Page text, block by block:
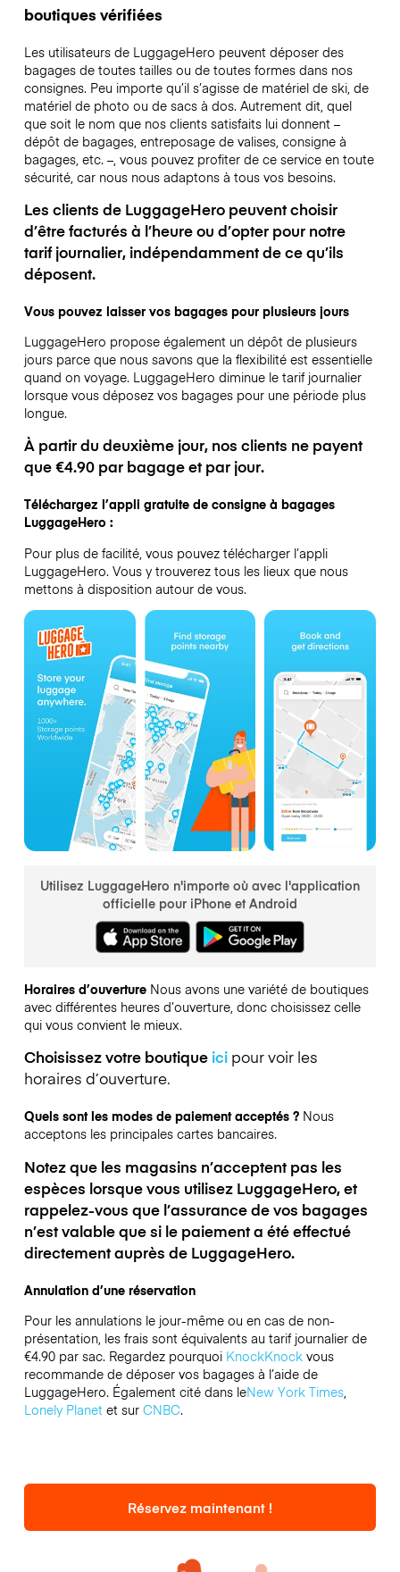
boutiques vérifiées
Les utilisateurs de LuggageHero peuvent déposer des
bagages de toutes tailles ou de toutes formes dans nos
consignes. Peu importe qu’il s’agisse de matériel de ski, de
matériel de photo ou de sacs à dos. Autrement dit, quel
que soit le nom que nos clients satisfaits lui donnent –
dépôt de bagages, entreposage de valises, consigne à
bagages, etc. –, vous pouvez profiter de ce service en toute
sécurité, car nous nous adaptons à tous vos besoins.
Les clients de LuggageHero peuvent choisir
d’être facturés à l’heure ou d’opter pour notre
tarif journalier, indépendamment de ce qu’ils
déposent.
Vous pouvez laisser vos bagages pour plusieurs jours
LuggageHero propose également un dépôt de plusieurs
jours parce que nous savons que la flexibilité est essentielle
quand on voyage. LuggageHero diminue le tarif journalier
lorsque vous déposez vos bagages pour une période plus
longue.
À partir du deuxième jour, nos clients ne payent
que €4.90 par bagage et par jour.
Téléchargez l’appli gratuite de consigne à bagages
LuggageHero :
Pour plus de facilité, vous pouvez télécharger l’appli
LuggageHero. Vous y trouverez tous les lieux que nous
mettons à disposition autour de vous.
Utilisez LuggageHero n'importe où avec l'application
officielle pour iPhone et Android
Horaires d’ouverture Nous avons une variété de boutiques
avec différentes heures d’ouverture, donc choisissez celle
qui vous convient le mieux.
Choisissez votre boutique icipour voir les
horaires d’ouverture.
Quels sont les modes de paiement acceptés ? Nous
acceptons les principales cartes bancaires.
Notez que les magasins n’acceptent pas les
espèces lorsque vous utilisez LuggageHero, et
rappelez-vous que l’assurance de vos bagages
n’est valable que si le paiement a été effectué
directement auprès de LuggageHero.
Annulation d’une réservation
Pour les annulations le jour-même ou en cas de non-
présentation, les frais sont équivalents au tarif journalier de
€4.90 par sac. Regardez pourquoi KnockKnockvous
recommande de déposer vos bagages à l’aide de
LuggageHero. Également cité dans leNew York Times,
Lonely Planetet sur CNBC.
Réservez maintenant !